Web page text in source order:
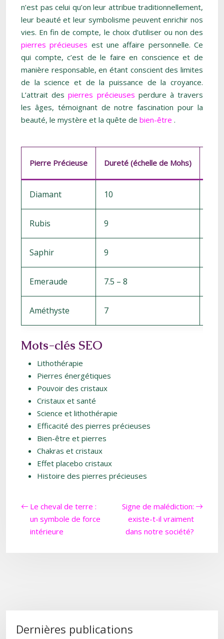
n’est pas celui qu’on leur attribue traditionnellement,
leur beauté et leur symbolisme peuvent enrichir nos
vies. En fin de compte, le choix d’utiliser ou non des
pierres précieuses est une affaire personnelle. Ce
qui compte, c’est de le faire en conscience et de
manière responsable, en étant conscient des limites
de la science et de la puissance de la croyance.
L’attrait despierres précieuses perdure à travers
les âges, témoignant de notre fascination pour la
beauté, le mystère et la quête de bien-être .
Pierre Précieuse Dureté (échelle de Mohs)
Diamant 10
Rubis 9
Saphir 9
Emeraude 7.5 – 8
Améthyste 7
Mots-clés SEO
Lithothérapie
Pierres énergétiques
Pouvoir des cristaux
Cristaux et santé
Science et lithothérapie
Efficacité des pierres précieuses
Bien-être et pierres
Chakras et cristaux
Effet placebo cristaux
Histoire des pierres précieuses
Le cheval de terre :
un symbole de force
intérieure
Signe de malédiction:
existe-t-il vraiment
dans notre société?
Dernières publications